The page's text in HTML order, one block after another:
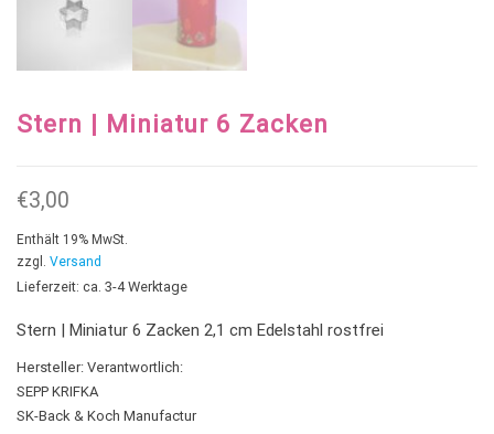
Stern | Miniatur 6 Zacken
€3,00
Enthält 19% MwSt.
zzgl. Versand
Lieferzeit: ca. 3-4 Werktage
Stern | Miniatur 6 Zacken 2,1 cm Edelstahl rostfrei
Hersteller: Verantwortlich:
SEPP KRIFKA
SK-Back & Koch Manufactur